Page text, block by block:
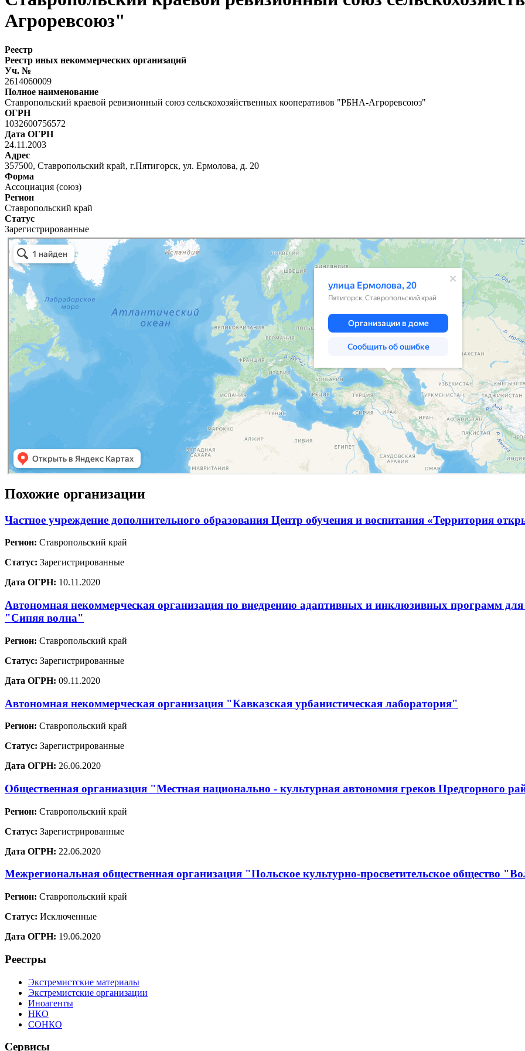
Агроревсоюз"
Реестр
Реестр иных некоммерческих организаций
Уч. №
2614060009
Полное наименование
Ставропольский краевой ревизионный союз сельскохозяйственных кооперативов "РБНА-Агроревсоюз"
ОГРН
1032600756572
Дата ОГРН
24.11.2003
Адрес
357500, Ставропольский край, г.Пятигорск, ул. Ермолова, д. 20
Форма
Ассоциация (союз)
Регион
Ставропольский край
Статус
Зарегистрированные
Похожие организации
Частное учреждение дополнительного образования Центр обучения и воспитания «Территория
Регион: Ставропольский край
Статус: Зарегистрированные
Дата ОГРН: 10.11.2020
Автономная некоммерческая организация по внедрению адаптивных и инклюзивных программ для
"Синяя волна"
Регион: Ставропольский край
Статус: Зарегистрированные
Дата ОГРН: 09.11.2020
Автономная некоммерческая организация "Кавказская урбанистическая лаборатория"
Регион: Ставропольский край
Статус: Зарегистрированные
Дата ОГРН: 26.06.2020
Общественная органиазция "Местная национально - культурная автономия греков Предгорного
Регион: Ставропольский край
Статус: Зарегистрированные
Дата ОГРН: 22.06.2020
Межрегиональная общественная организация "Польское культурно-просветительское общество
Регион: Ставропольский край
Статус: Исключенные
Дата ОГРН: 19.06.2020
Реестры
Экстремистские материалы
Экстремистские организации
Иноагенты
НКО
СОНКО
Сервисы